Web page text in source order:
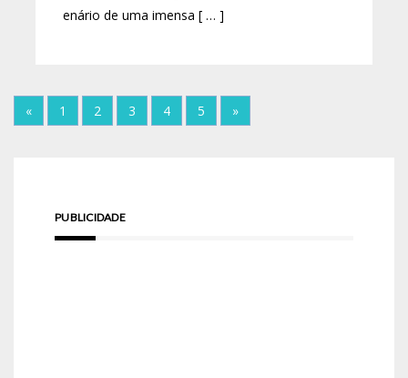
enário de uma imensa [ … ]
« 1 2 3 4 5 »
PUBLICIDADE